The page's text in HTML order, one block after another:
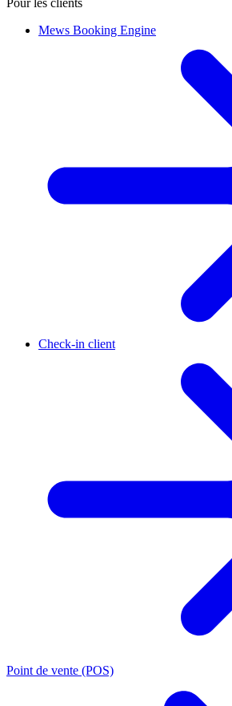
Pour les clients
Mews Booking Engine
Check-in client
Point de vente (POS)